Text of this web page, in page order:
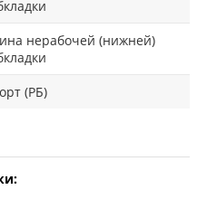
нерабочей (нижней)
(РБ)